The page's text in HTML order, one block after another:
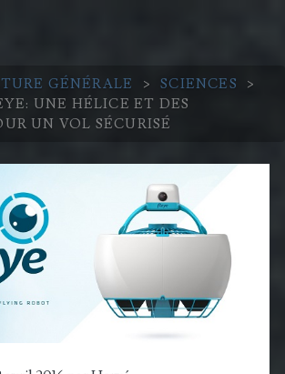
GÉNÉRALE > SCIENCES
>
UNE HÉLICE ET DES
UN VOL SÉCURISÉ